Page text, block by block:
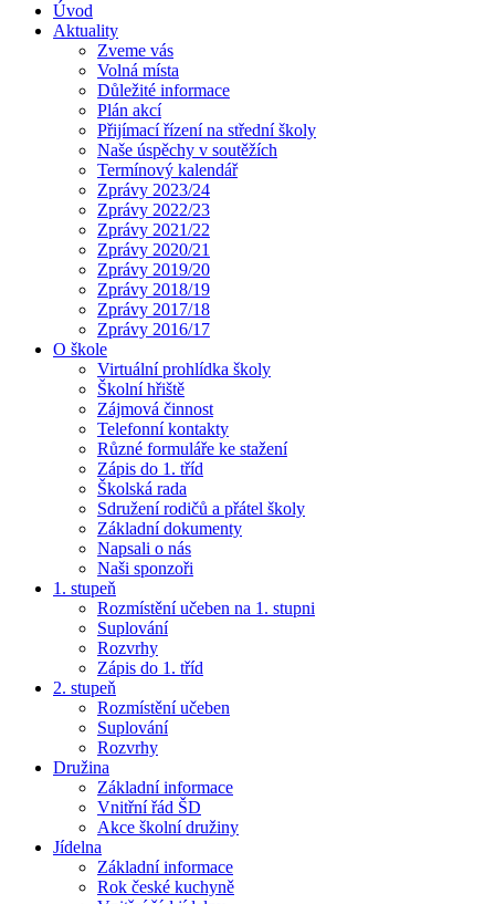
Úvod
Aktuality
Zveme vás
Volná místa
Důležité informace
Plán akcí
Přijímací řízení na střední školy
Naše úspěchy v soutěžích
Termínový kalendář
Zprávy 2023/24
Zprávy 2022/23
Zprávy 2021/22
Zprávy 2020/21
Zprávy 2019/20
Zprávy 2018/19
Zprávy 2017/18
Zprávy 2016/17
O škole
Virtuální prohlídka školy
Školní hřiště
Zájmová činnost
Telefonní kontakty
Různé formuláře ke stažení
Zápis do 1. tříd
Školská rada
Sdružení rodičů a přátel školy
Základní dokumenty
Napsali o nás
Naši sponzoři
1. stupeň
Rozmístění učeben na 1. stupni
Suplování
Rozvrhy
Zápis do 1. tříd
2. stupeň
Rozmístění učeben
Suplování
Rozvrhy
Družina
Základní informace
Vnitřní řád ŠD
Akce školní družiny
Jídelna
Základní informace
Rok české kuchyně